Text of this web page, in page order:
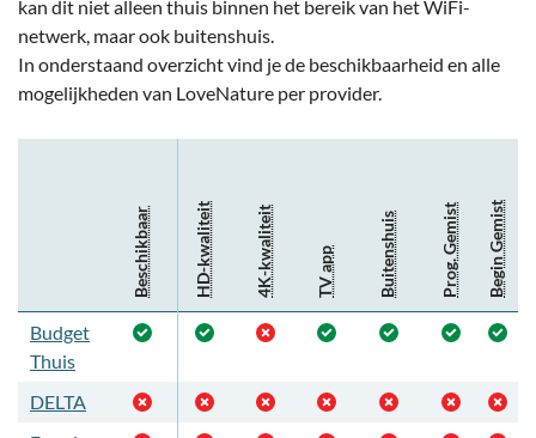
kan dit niet alleen thuis binnen het bereik van het WiFi-
netwerk, maar ook buitenshuis.
In onderstaand overzicht vind je de beschikbaarheid en alle
mogelijkheden van LoveNature per provider.
Beschikbaar HD-kwaliteit 4K-kwaliteit TV app Buitenshuis Prog. Gemist Begin Gemist
Budget
Thuis
DELTA